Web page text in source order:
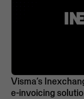
Visma’s
e-invoicing